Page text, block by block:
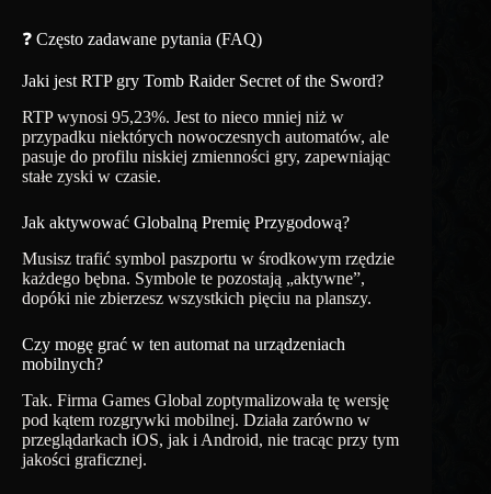
❓ Często zadawane pytania (FAQ)
Jaki jest RTP gry Tomb Raider Secret of the Sword?
RTP wynosi 95,23%. Jest to nieco mniej niż w
przypadku niektórych nowoczesnych automatów, ale
pasuje do profilu niskiej zmienności gry, zapewniając
stałe zyski w czasie.
Jak aktywować Globalną Premię Przygodową?
Musisz trafić symbol paszportu w środkowym rzędzie
każdego bębna. Symbole te pozostają „aktywne”,
dopóki nie zbierzesz wszystkich pięciu na planszy.
Czy mogę grać w ten automat na urządzeniach
mobilnych?
Tak. Firma Games Global zoptymalizowała tę wersję
pod kątem rozgrywki mobilnej. Działa zarówno w
przeglądarkach iOS, jak i Android, nie tracąc przy tym
jakości graficznej.